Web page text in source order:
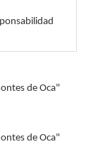
de Oca"
de Oca"